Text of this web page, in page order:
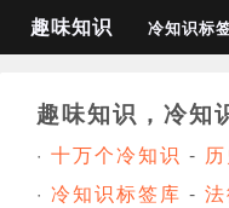
趣味知识 冷知识标
趣味知识，冷知
· 十万个冷知识 -
· 冷知识标签库 -